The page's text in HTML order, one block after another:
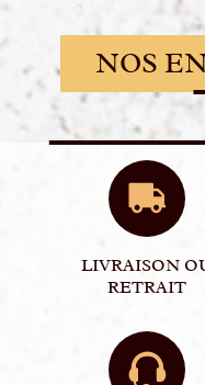
NOS
LIVRAISON
RETRAIT